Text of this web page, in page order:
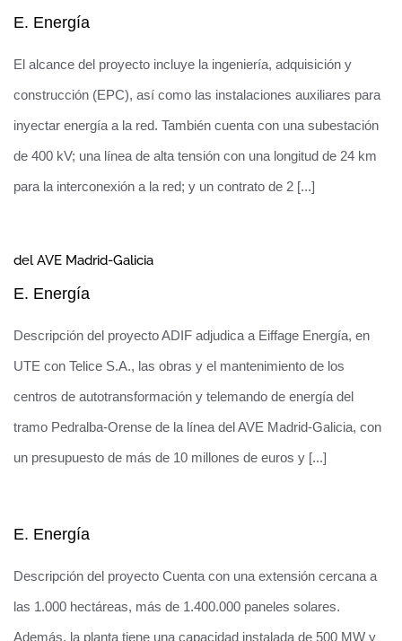
Infraestructura Eléctrica de la Planta Solar
Extremeña Talasol
E. Energía
El alcance del proyecto incluye la ingeniería, adquisición y
construcción (EPC), así como las instalaciones auxiliares para
inyectar energía a la red. También cuenta con una subestación
de 400 kV; una línea de alta tensión con una longitud de 24 km
para la interconexión a la red; y un contrato de 2 [...]
Obras y mantenimiento de los centros de
autotransformación y telemando de
energías de un tramo del AVE Madrid-
del AVE Madrid-Galicia
E. Energía
Descripción del proyecto ADIF adjudica a Eiffage Energía, en
UTE con Telice S.A., las obras y el mantenimiento de los
centros de autotransformación y telemando de energía del
tramo Pedralba-Orense de la línea del AVE Madrid-Galicia, con
un presupuesto de más de 10 millones de euros y [...]
E. Energía
Descripción del proyecto Cuenta con una extensión cercana a
las 1.000 hectáreas, más de 1.400.000 paneles solares.
Además, la planta tiene una capacidad instalada de 500 MW y